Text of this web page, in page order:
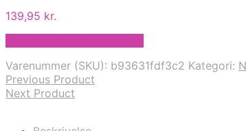
139,95 kr.
Varenummer (SKU): b93631fdf3c2 Kategori:
Previous Product
Next Product